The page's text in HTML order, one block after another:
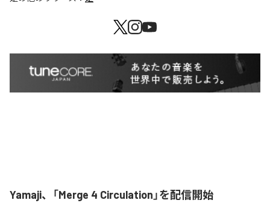
Yamaji、「Merge 4 Circulation」を配信開始